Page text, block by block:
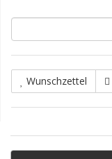
Wunschzettel